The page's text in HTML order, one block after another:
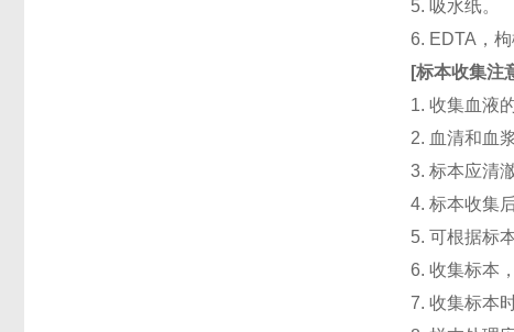
5. 吸水纸。
6. EDTA，
[标本收集注
1. 收集血液
2. 血清和血
3. 标本应清
4. 标本收集
5. 可根据标
6. 收集标本
7. 收集标本